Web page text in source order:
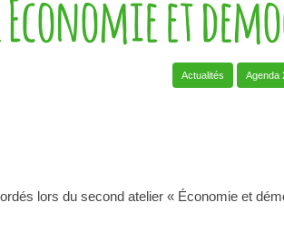
et
Actualités Agenda
lors du second atelier « Économie et